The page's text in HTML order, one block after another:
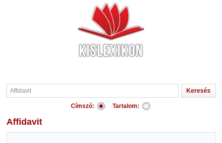
Címszó: Tartalom:
Affidavit